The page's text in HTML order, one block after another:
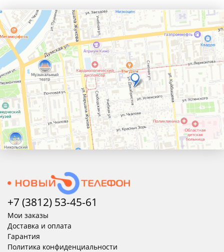
+7 (3812) 53-45-61
Мои заказы
Доставка и оплата
Гарантия
Политика конфиденциальности